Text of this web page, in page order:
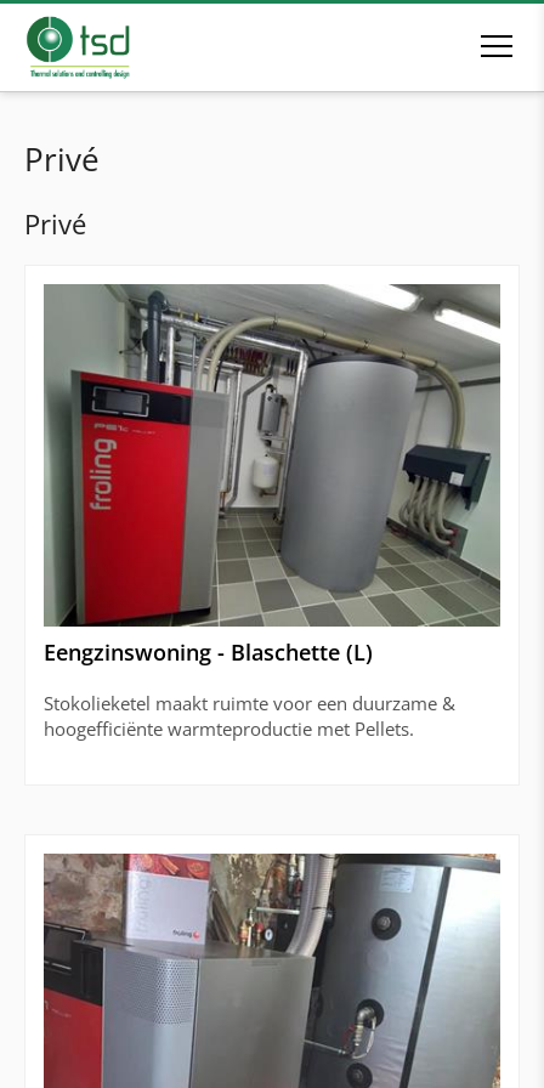
Privé
Privé
Eengzinswoning - Blaschette (L)
Stokolieketel maakt ruimte voor een duurzame &
hoogefficiënte warmteproductie met Pellets.